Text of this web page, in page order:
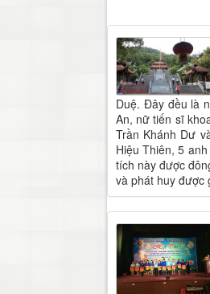
Duệ. Đây đều là
An, nữ tiến sĩ
Trần Khánh Dư
Hiệu Thiên, 5
tích này được
và phát huy được